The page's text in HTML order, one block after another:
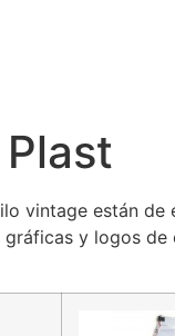
vintage están
y logos